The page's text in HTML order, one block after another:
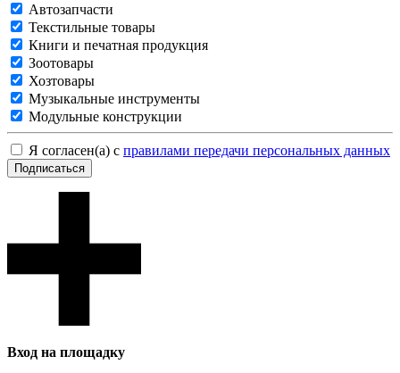
Автозапчасти
Текстильные товары
Книги и печатная продукция
Зоотовары
Хозтовары
Музыкальные инструменты
Модульные конструкции
Я согласен(а) с правилами передачи персональных данных
Подписаться
Вход на площадку